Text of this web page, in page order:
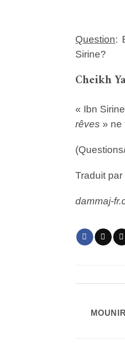
Question:
Sirine?
Cheikh
« Ibn
rêves » ne
Traduit
dammaj-